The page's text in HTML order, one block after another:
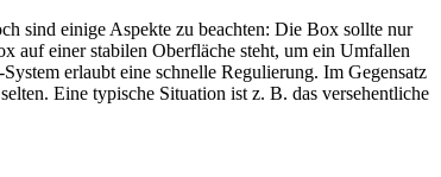
sind einige Aspekte zu beachten: Die Box sollte nur
auf einer stabilen Oberfläche steht, um ein Umfallen
erlaubt eine schnelle Regulierung. Im Gegensatz
Eine typische Situation ist z. B. das versehentliche